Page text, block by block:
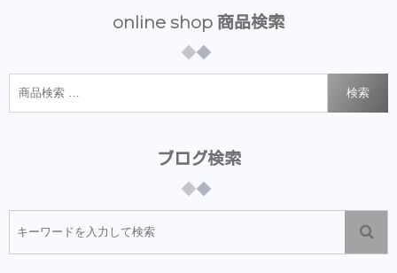
online shop 商品検索
検索
ブログ検索